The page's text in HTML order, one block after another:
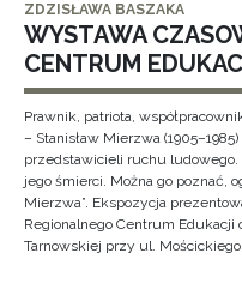
ZDZISŁAWA BASZAKA
WYSTAWA
CENTRUM
Prawnik, patriota,
– Stanisław Mierzwa
przedstawicieli ruchu ludowego.
jego śmierci. Można go poznać,
Mierzwa”. Ekspozycja
Regionalnego Centrum
Tarnowskiej przy ul. Mościckiego